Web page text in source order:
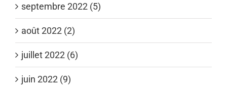
septembre 2022 (5)
août 2022 (2)
juillet 2022 (6)
juin 2022 (9)